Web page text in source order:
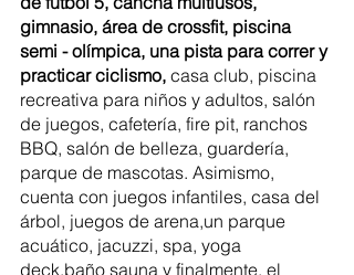
gimnasio, área de crossfit, piscina
semi - olímpica, una pista para correr y
practicar ciclismo, casa club, piscina
recreativa para niños y adultos, salón
de juegos, cafetería, fire pit, ranchos
BBQ, salón de belleza, guardería,
parque de mascotas. Asimismo,
cuenta con juegos infantiles, casa del
árbol, juegos de arena,un parque
acuático, jacuzzi, spa, yoga
deck,baño sauna y finalmente, el